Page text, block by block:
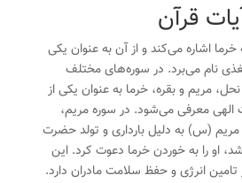
قرآن
خرما اشاره می‌کند و از آن به عنوان یکی
نام می‌برد. در سوره‌های مختلف
نحل، مریم و بقره، خرما به عنوان یکی از
معرفی می‌شود. در سوره مریم،
(س) به دلیل بارداری و تولد حضرت
او را به خوردن خرما دعوت کرد. این
انرژی و حفظ سلامت مادران دارد.